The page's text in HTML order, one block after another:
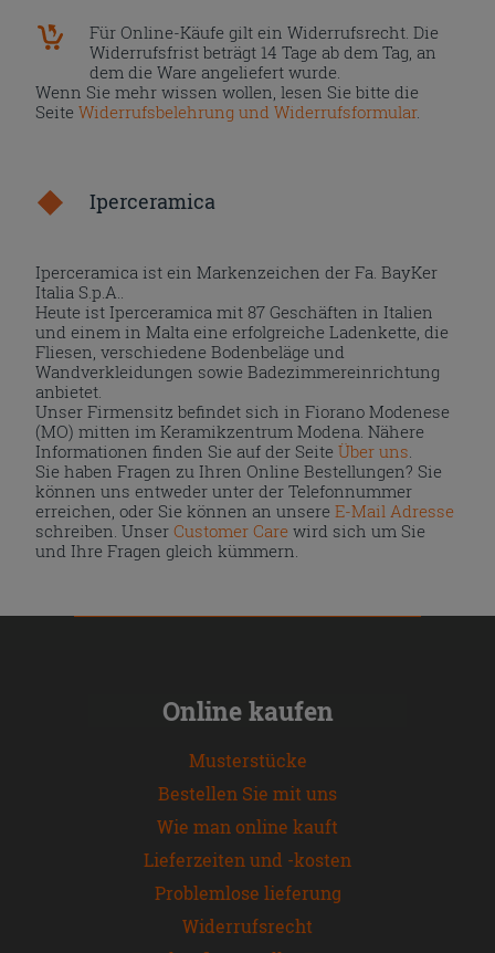
Für Online-Käufe gilt ein Widerrufsrecht. Die
Widerrufsfrist beträgt 14 Tage ab dem Tag, an
dem die Ware angeliefert wurde.
Wenn Sie mehr wissen wollen, lesen Sie bitte die
SeiteWiderrufsbelehrung und Widerrufsformular.
Iperceramica
Iperceramica ist ein Markenzeichen der Fa. BayKer
Italia S.p.A..
Heute ist Iperceramica mit 87 Geschäften in Italien
und einem in Malta eine erfolgreiche Ladenkette, die
Fliesen, verschiedene Bodenbeläge und
Wandverkleidungen sowie Badezimmereinrichtung
anbietet.
Unser Firmensitz befindet sich in Fiorano Modenese
(MO) mitten im Keramikzentrum Modena. Nähere
Informationen finden Sie auf der Seite Über uns
Sie haben Fragen zu Ihren Online Bestellungen? Sie
können uns entweder unter der Telefonnummer
erreichen, oder Sie können an unsereE-Mail Adresse
schreiben. UnserCustomer Care wird sich um Sie
und Ihre Fragen gleich kümmern.
Online kaufen
Musterstücke
Bestellen Sie mit uns
Wie man online kauft
Lieferzeiten und -kosten
Problemlose lieferung
Widerrufsrecht